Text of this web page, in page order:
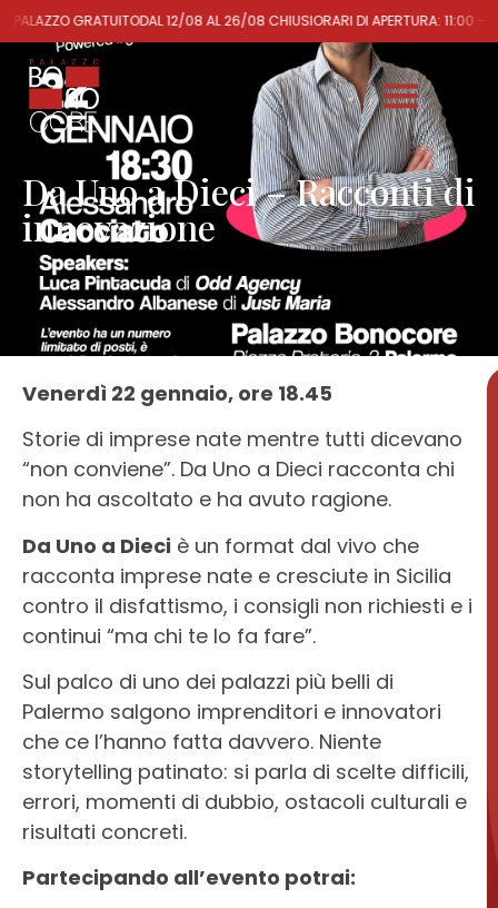
PALAZZO GRATUITODAL 12/08 AL 26/08 CHIUSIORARI DI APERTURA: 11:00 -
Da Uno a Dieci – Racconti di
innovazione
Venerdì 22 gennaio, ore 18.45
Storie di imprese nate mentre tutti dicevano
“non conviene”. Da Uno a Dieci racconta chi
non ha ascoltato e ha avuto ragione.
Da Uno a Dieci è un format dal vivo che
racconta imprese nate e cresciute in Sicilia
contro il disfattismo, i consigli non richiesti e i
continui “ma chi te lo fa fare”.
Sul palco di uno dei palazzi più belli di
Palermo salgono imprenditori e innovatori
che ce l’hanno fatta davvero. Niente
storytelling patinato: si parla di scelte difficili,
errori, momenti di dubbio, ostacoli culturali e
risultati concreti.
Partecipando all’evento potrai: